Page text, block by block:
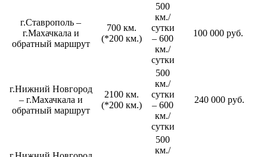
г.Ставрополь –
г.Махачкала и
обратный маршрут
700 км.
(*200 км.)
500
км./
сутки
– 600
км./
сутки
100 000 руб.
г.Нижний Новгород
– г.Махачкала и
обратный маршрут
2100 км.
(*200 км.)
500
км./
сутки
– 600
км./
сутки
240 000 руб.
500
км./